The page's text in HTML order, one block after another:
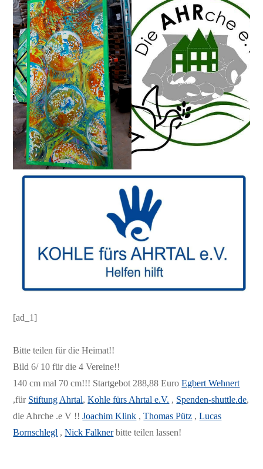
[ad_1]
Bitte teilen für die Heimat!!
Bild 6/ 10 für die 4 Vereine!!
140 cm mal 70 cm!!! Startgebot 288,88 EuroEgbert Wehnert
,für Stiftung Ahrtal,Kohle fürs Ahrtal e.V. , Spenden-shuttle.de,
die Ahrche .e V !!Joachim Klink ,Thomas Pütz ,Lucas
Bornschlegl ,Nick Falknerbitte teilen lassen!